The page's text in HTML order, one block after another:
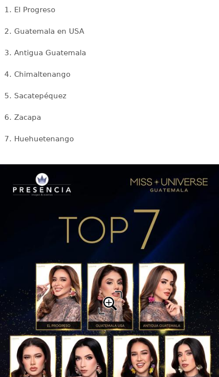
1. El Progreso
2. Guatemala en USA
3. Antigua Guatemala
4. Chimaltenango
5. Sacatepéquez
6. Zacapa
7. Huehuetenango